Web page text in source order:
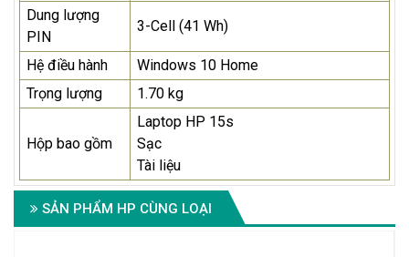
Dung lượng
PIN
3-Cell (41 Wh)
Hệ điều hành
Windows 10 Home
Trọng lượng
1.70 kg
Hộp bao gồm
Laptop HP 15s
Sạc
Tài liệu
SẢN PHẨM HP CÙNG LOẠI